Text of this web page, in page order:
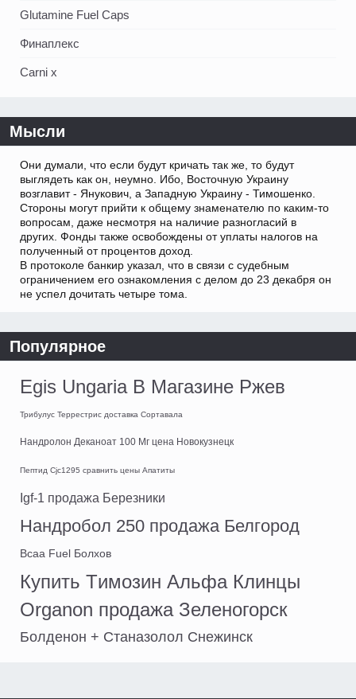
Glutamine Fuel Caps
Финаплекс
Carni x
Мысли
Они думали, что если будут кричать так же, то будут
выглядеть как он, неумно. Ибо, Восточную Украину
возглавит - Янукович, а Западную Украину - Тимошенко.
Стороны могут прийти к общему знаменателю по каким-то
вопросам, даже несмотря на наличие разногласий в
других. Фонды также освобождены от уплаты налогов на
полученный от процентов доход.
В протоколе банкир указал, что в связи с судебным
ограничением его ознакомления с делом до 23 декабря он
не успел дочитать четыре тома.
Популярное
Egis Ungaria В Магазине Ржев
Трибулус Террестрис доставка Сортавала
Нандролон Деканоат 100 Мг цена Новокузнецк
Пептид Cjc1295 сравнить цены Апатиты
Igf-1 продажа Березники
Нандробол 250 продажа Белгород
Bcaa Fuel Болхов
Купить Tимозин Альфа Клинцы
Organon продажа Зеленогорск
Болденон + Станазолол Снежинск